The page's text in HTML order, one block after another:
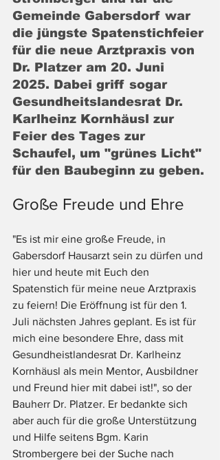
Gemeinde Gabersdorf war
die jüngste Spatenstichfeier
für die neue Arztpraxis von
Dr. Platzer am 20. Juni
2025. Dabei griff sogar
Gesundheitslandesrat Dr.
Karlheinz Kornhäusl zur
Feier des Tages zur
Schaufel, um "grünes Licht"
für den Baubeginn zu geben.
Große Freude und Ehre
"Es ist mir eine große Freude, in
Gabersdorf Hausarzt sein zu dürfen und
hier und heute mit Euch den
Spatenstich für meine neue Arztpraxis
zu feiern! Die Eröffnung ist für den 1.
Juli nächsten Jahres geplant. Es ist für
mich eine besondere Ehre, dass mit
Gesundheistlandesrat Dr. Karlheinz
Kornhäusl als mein Mentor, Ausbildner
und Freund hier mit dabei ist!", so der
Bauherr Dr. Platzer. Er bedankte sich
aber auch für die große Unterstützung
und Hilfe seitens Bgm. Karin
Strombergere bei der Suche nach